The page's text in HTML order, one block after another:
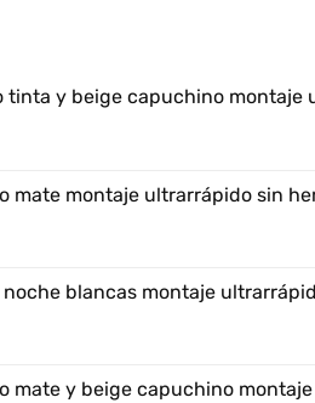
tinta y beige capuchino montaje
mate montaje ultrarrápido sin
blancas montaje
mate y beige capuchino